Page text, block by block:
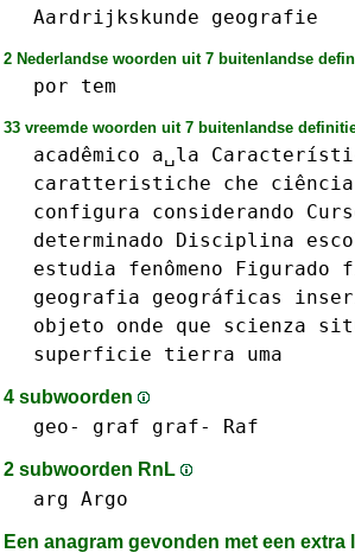
Aardrijkskunde geografie
2 Nederlandse woorden uit 7 buitenlandse
por tem
33 vreemde woorden uit 7 buitenlandse
acadêmico a␣la
caratteristiche
che ciência
configura
considerando
determinado
Disciplina
estudia
fenômeno Figurado
geografia
geográficas
objeto
onde que scienza
superficie
tierra uma
4 subwoorden
geo- graf graf- Raf
2 subwoorden RnL
arg Argo
Een anagram gevonden met een extra